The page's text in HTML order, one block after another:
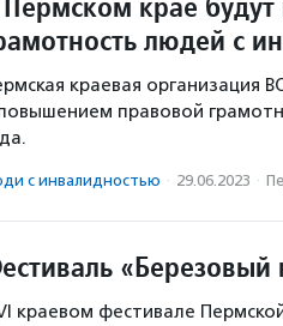
людей с
краевая организация
правовой
с инвалидностью · 29.06.2023 ·
краевом фестивале